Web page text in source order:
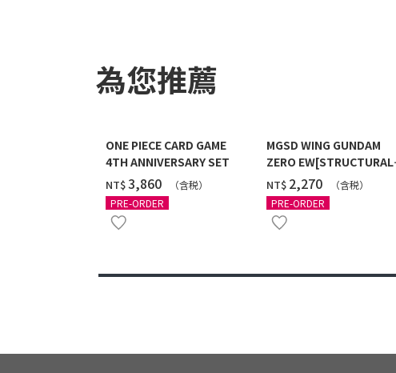
為您推薦
ONE PIECE CARD GAME
4TH ANNIVERSARY SET
NT$‌3,860
（含税）
PRE-ORDER
MGSD WING GUNDAM
ZERO EW[STRUCTURAL
COATING/BLACK] [2026年
12月發送]
NT$ ‌2,270
（含税）
PRE-ORDER